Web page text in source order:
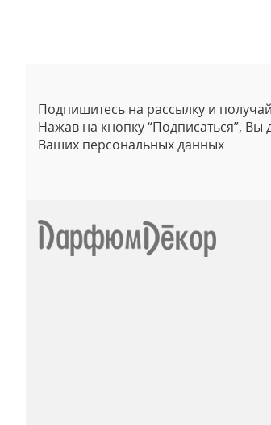
Подпишитесь на рассылку и
Нажав на кнопку “Подписаться”, Вы
Ваших персональных данных